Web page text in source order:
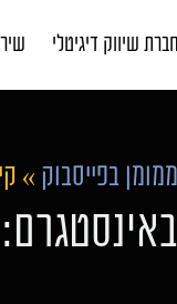
חברת שיווק דיגיטלי
בפייסבוק »